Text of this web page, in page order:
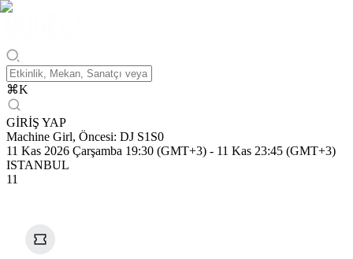
⌘K
GİRİŞ YAP
Machine Girl, Öncesi: DJ S1S0
11 Kas 2026 Çarşamba 19:30 (GMT+3) - 11 Kas 23:45 (GMT+3)
ISTANBUL
11